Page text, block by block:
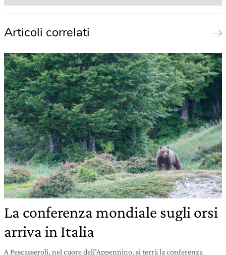
Articoli correlati
La conferenza mondiale sugli orsi
arriva in Italia
A Pescasseroli, nel cuore dell’Appennino, si terrà la conferenza